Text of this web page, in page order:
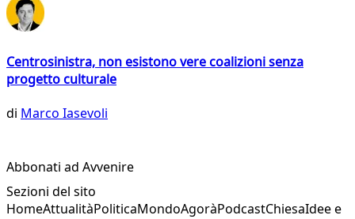
Centrosinistra, non esistono vere coalizioni senza
progetto culturale
di Marco Iasevoli
Abbonati ad Avvenire
Sezioni del sito
HomeAttualitàPoliticaMondoAgoràPodcastChiesaIdee e